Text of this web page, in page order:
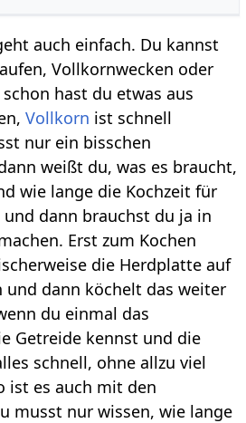
auch einfach. Du kannst
Vollkornwecken oder
hast du etwas aus
Vollkorn ist schnell
nur ein bisschen
weißt du, was es braucht,
wie lange die Kochzeit für
und dann brauchst du ja in
Erst zum Kochen
die Herdplatte auf
und dann köchelt das weiter
du einmal das
Getreide kennst und die
schnell, ohne allzu viel
ist es auch mit den
musst nur wissen, wie lange